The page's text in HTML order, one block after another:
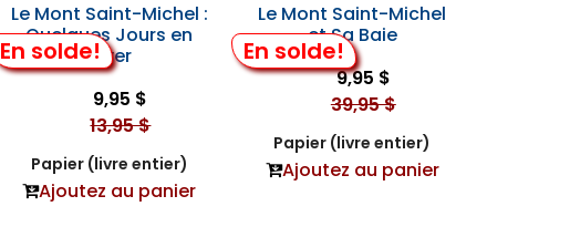
En solde!
Le Mont Saint-Michel :
Quelques Jours en
Hiver
9,95 $
13,95 $
Papier (livre entier)
Ajoutez au panier
En solde!
Le Mont Saint-Michel
et Sa Baie
9,95 $
39,95 $
Papier (livre entier)
Ajoutez au panier